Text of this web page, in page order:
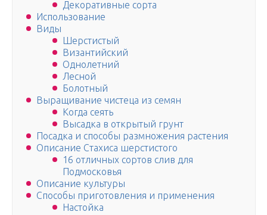
Декоративные сорта
Использование
Виды
Шерстистый
Византийский
Однолетний
Лесной
Болотный
Выращивание чистеца из семян
Когда сеять
Высадка в открытый грунт
Посадка и способы размножения растения
Описание Стахиса шерстистого
16 отличных сортов слив для
Подмосковья
Описание культуры
Способы приготовления и применения
Настойка